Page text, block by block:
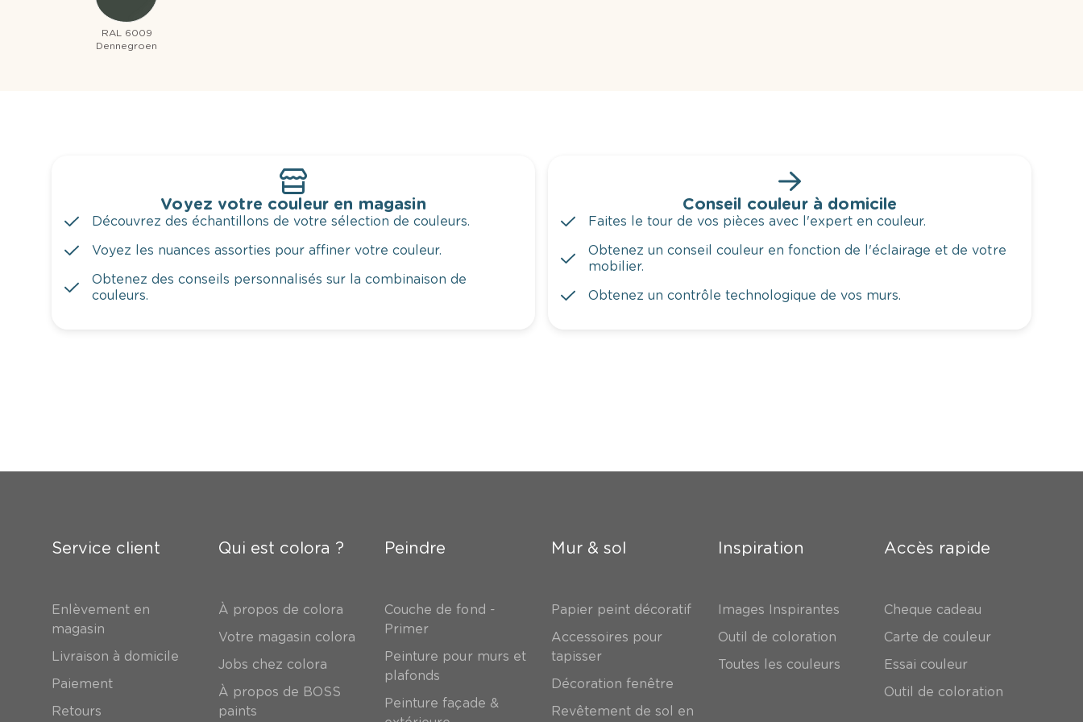
RAL 6009
Dennegroen
Voyez votre couleur en magasin
Découvrez des échantillons de votre sélection de couleurs.
Voyez les nuances assorties pour affiner votre couleur.
Obtenez des conseils personnalisés sur la combinaison de
couleurs.
Conseil couleur à domicile
Faites le tour de vos pièces avec l'expert en couleur.
Obtenez un conseil couleur en fonction de l'éclairage et de votre
mobilier.
Obtenez un contrôle technologique de vos murs.
Service client
Enlèvement en
magasin
Livraison à domicile
Paiement
Retours
Qui est colora ?
À propos de colora
Votre magasin colora
Jobs chez colora
À propos de BOSS
paints
Peindre
Couche de fond -
Primer
Peinture pour murs et
plafonds
Peinture façade &
Mur & sol
Papier peint décoratif
Accessoires pour
tapisser
Décoration fenêtre
Revêtement de sol en
Inspiration
Images Inspirantes
Outil de coloration
Toutes les couleurs
Accès rapide
Cheque cadeau
Carte de couleur
Essai couleur
Outil de coloration